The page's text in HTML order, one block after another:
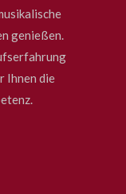
genießen.
Ihnen die